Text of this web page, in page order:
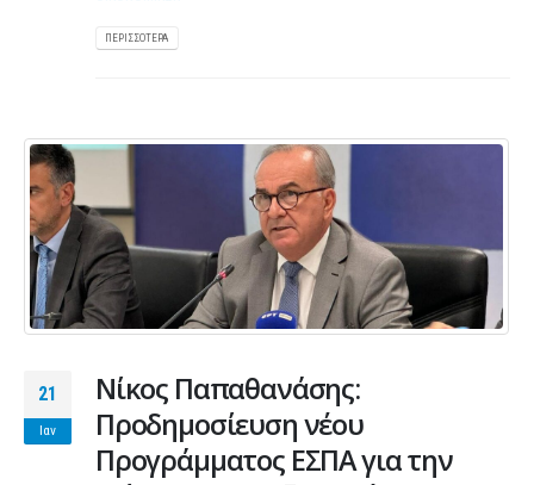
ΠΕΡΙΣΣΌΤΕΡΑ
21
Ιαν
Νίκος Παπαθανάσης:
Προδημοσίευση νέου
Προγράμματος ΕΣΠΑ για την